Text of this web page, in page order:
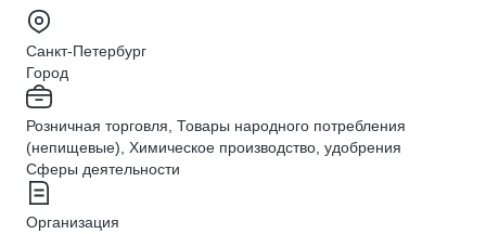
Санкт-Петербург
Город
Розничная торговля, Товары народного потребления
(непищевые), Химическое производство, удобрения
Сферы деятельности
Организация